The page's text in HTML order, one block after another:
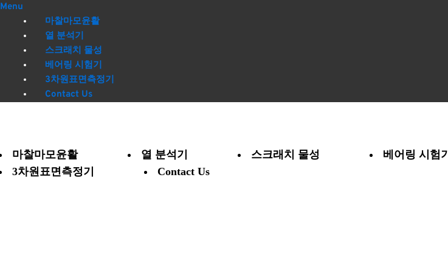
Menu
마찰마모윤활
열 분석기
스크래치 물성
베어링 시험기
3차원표면측정기
Contact Us
마찰마모윤활 열 분석기 스크래치 물성
베어링 시험기
3차원표면측정기
Contact Us